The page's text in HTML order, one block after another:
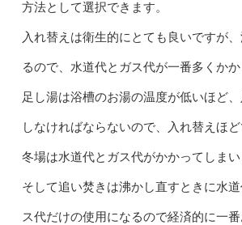
方法として選択できます。
入れ替えは衛生的にとても良いですが
るので、水道代とガス代が一番多くかか
足し湯は浴槽のお湯の温度が低いほど
しなければならないので、入れ替えほど
冬場は水道代とガス代がかかってしまい
そして追い焚きは沸かし直すときに水
ス代だけの使用になるので経済的に一番